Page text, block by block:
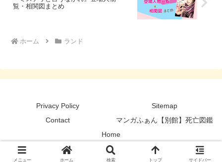
覧・相関図まとめ
ホーム ランド
Privacy Policy
Sitemap
Contact
マンガふぁん【別館】死亡図鑑
Home
© 2020-2026 マンガふぁん.
メニュー ホーム 検索 トップ サイドバー